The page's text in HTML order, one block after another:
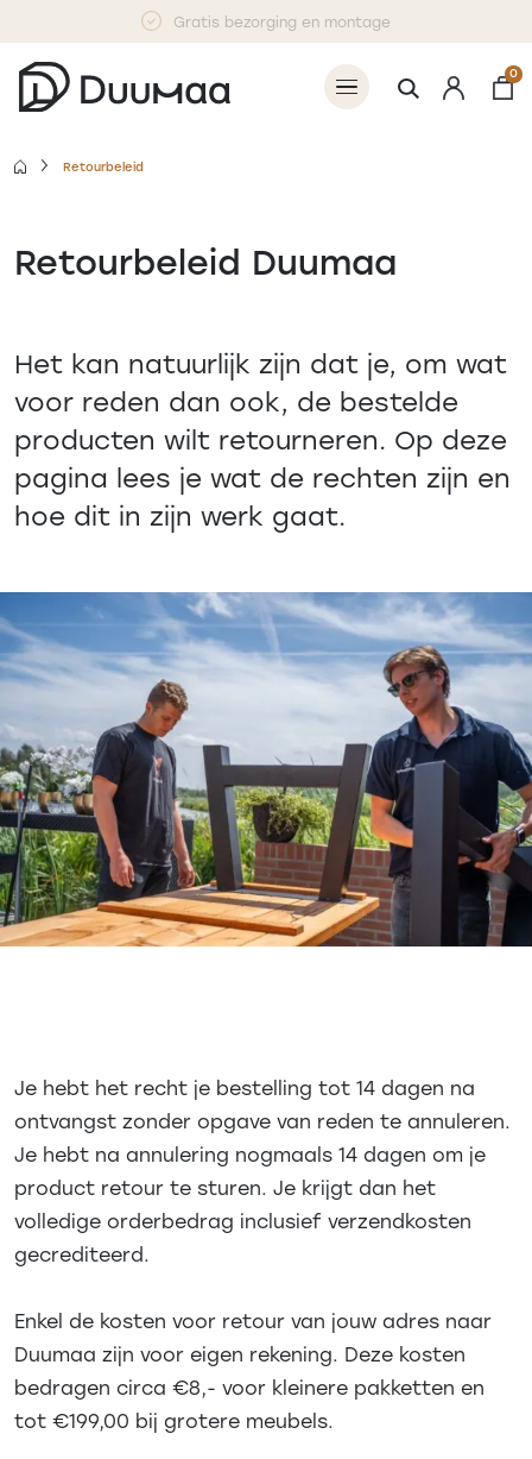
Gratis bezorging en montage
0
Retourbeleid
Retourbeleid Duumaa
Het kan natuurlijk zijn dat je, om wat
voor reden dan ook, de bestelde
producten wilt retourneren. Op deze
pagina lees je wat de rechten zijn en
hoe dit in zijn werk gaat.
Je hebt het recht je bestelling tot 14 dagen na
ontvangst zonder opgave van reden te annuleren.
Je hebt na annulering nogmaals 14 dagen om je
product retour te sturen. Je krijgt dan het
volledige orderbedrag inclusief verzendkosten
gecrediteerd.
Enkel de kosten voor retour van jouw adres naar
Duumaa zijn voor eigen rekening. Deze kosten
bedragen circa €8,- voor kleinere pakketten en
tot €199,00 bij grotere meubels.